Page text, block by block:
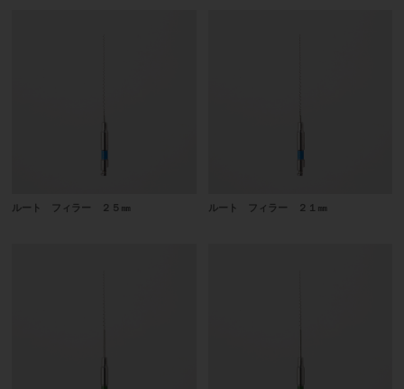
ルート フィラー ２５㎜ ルート フィラー ２１㎜